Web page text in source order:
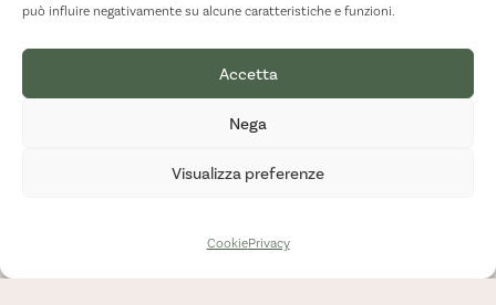
può influire negativamente su alcune caratteristiche e funzioni.
Accetta
Nega
Visualizza preferenze
CookiePrivacy
di ogni singolo frutto od
ortaggio.